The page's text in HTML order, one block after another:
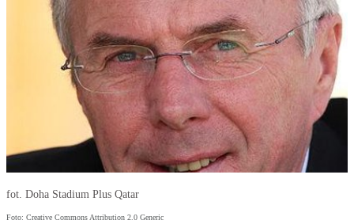
fot. Doha Stadium Plus Qatar
Foto: Creative Commons Attribution 2.0 Generic